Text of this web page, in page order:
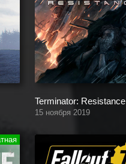
Terminator: Resistance
15 ноября 2019